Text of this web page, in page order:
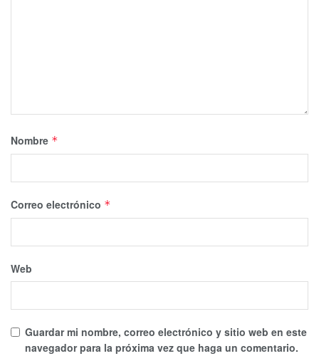
Nombre *
Correo electrónico *
Web
Guardar mi nombre, correo electrónico y sitio web en este
navegador para la próxima vez que haga un comentario.